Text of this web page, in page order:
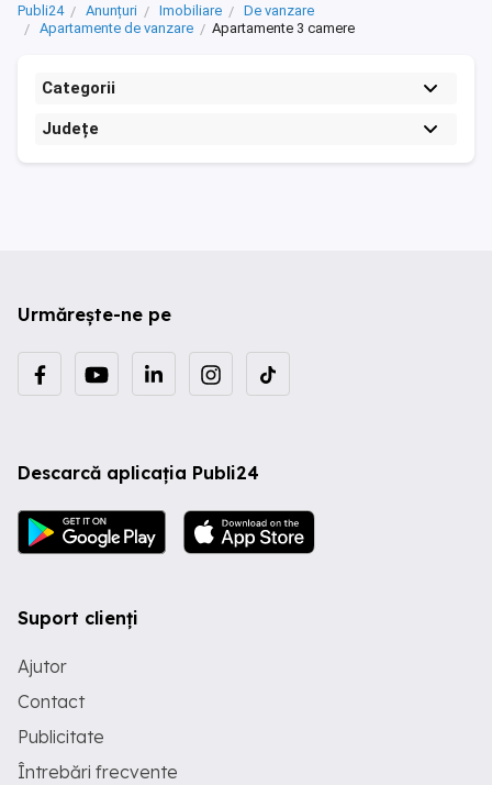
Publi24 Anunțuri Imobiliare
De vanzare
Apartamente de vanzare
Apartamente 3 camere
Categorii
Județe
Urmărește-ne pe
Descarcă aplicația Publi24
Suport clienți
Ajutor
Contact
Publicitate
Întrebări frecvente